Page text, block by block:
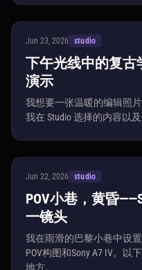
Jun 23, 2026 studio
下午光线中的复古
演示
我想要一张温暖的编辑照
我在 Studio 选择的内容以及
Jun 22, 2026 studio
POV小巷，黄昏
一镜头
我在雨滑的巴黎小巷中设
POV构图和Sony A7 IV。
地方。